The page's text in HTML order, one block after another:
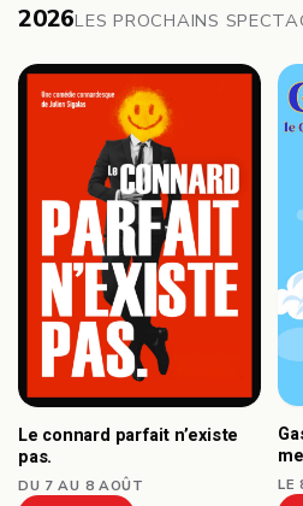
2026LES PROCHAINS
Le connard parfait n’existe
pas.
DU 7 AU 8 AOÛT LE